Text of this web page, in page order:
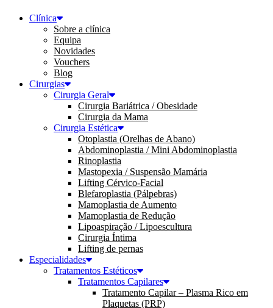
Clínica
Sobre a clínica
Equipa
Novidades
Vouchers
Blog
Cirurgias
Cirurgia Geral
Cirurgia Bariátrica / Obesidade
Cirurgia da Mama
Cirurgia Estética
Otoplastia (Orelhas de Abano)
Abdominoplastia / Mini Abdominoplastia
Rinoplastia
Mastopexia / Suspensão Mamária
Lifting Cérvico-Facial
Blefaroplastia (Pálpebras)
Mamoplastia de Aumento
Mamoplastia de Redução
Lipoaspiração / Lipoescultura
Cirurgia Íntima
Lifting de pernas
Especialidades
Tratamentos Estéticos
Tratamentos Capilares
Tratamento Capilar – Plasma Rico em
Plaquetas (PRP)